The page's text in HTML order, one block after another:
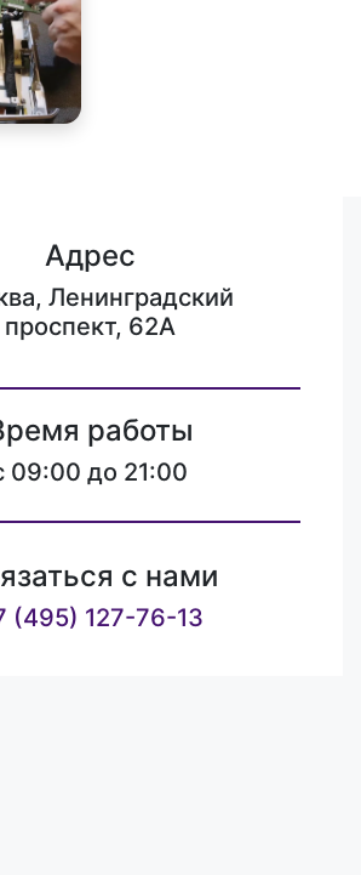
Адрес
Ленинградский
проспект, 62А
работы
09:00 до 21:00
с нами
(495) 127-76-13